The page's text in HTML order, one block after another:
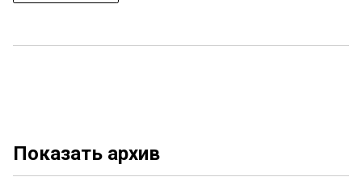
Показать архив